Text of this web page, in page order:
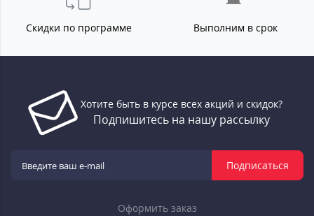
Скидки по программе Выполним в срок
Хотите быть в курсе всех акций и скидок?
Подпишитесь на нашу рассылку
Подписаться
Оформить заказ